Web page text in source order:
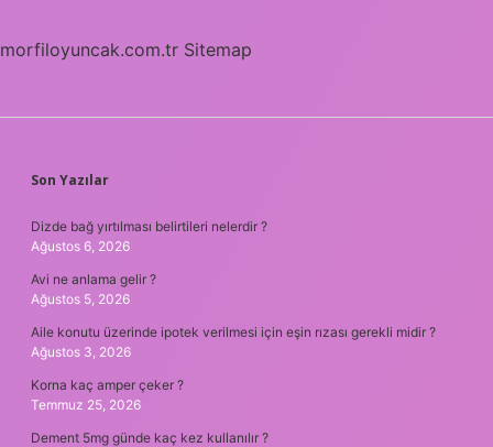
morfiloyuncak.com.tr Sitemap
SIDEBAR
Son Yazılar
Dizde bağ yırtılması belirtileri nelerdir ?
Ağustos 6, 2026
Avi ne anlama gelir ?
Ağustos 5, 2026
Aile konutu üzerinde ipotek verilmesi için eşin rızası gerekli midir ?
Ağustos 3, 2026
Korna kaç amper çeker ?
Temmuz 25, 2026
Dement 5mg günde kaç kez kullanılır ?